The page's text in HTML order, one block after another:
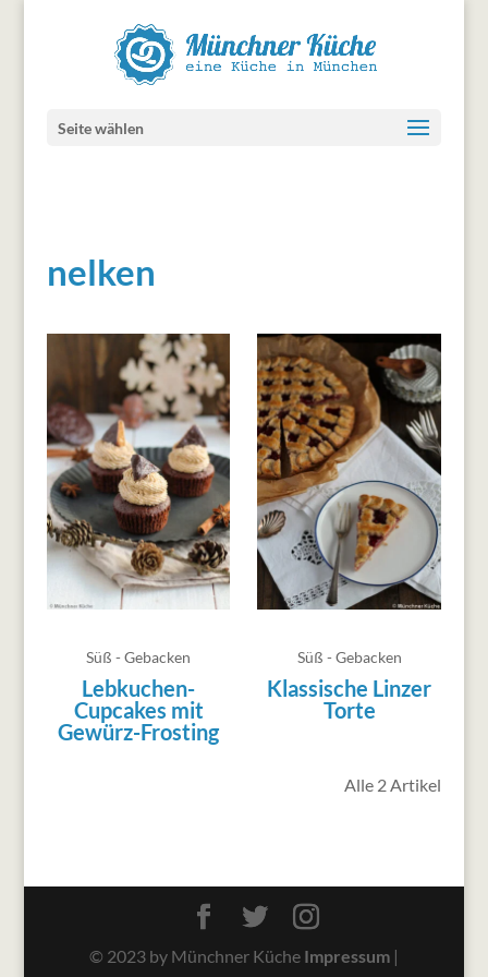
Seite wählen
nelken
Süß - Gebacken
Lebkuchen-
Cupcakes mit
Gewürz-Frosting
Süß - Gebacken
Klassische Linzer
Torte
Alle 2 Artikel
© 2023 by Münchner Küche Impressum|